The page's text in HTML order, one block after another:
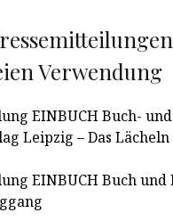
Verwendung
EINBUCH Buch- und
Leipzig – Das
EINBUCH Buch